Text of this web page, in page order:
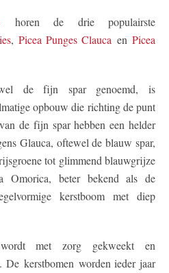
horen de drie populairste
, Picea Punges Clauca enPicea
de fijn spar genoemd, is
opbouw die richting de punt
de fijn spar hebben een helder
Glauca, oftewel de blauw spar,
tot glimmend blauwgrijze
Omorica, beter bekend als de
kerstboom met diep
met zorg gekweekt en
De kerstbomen worden ieder jaar